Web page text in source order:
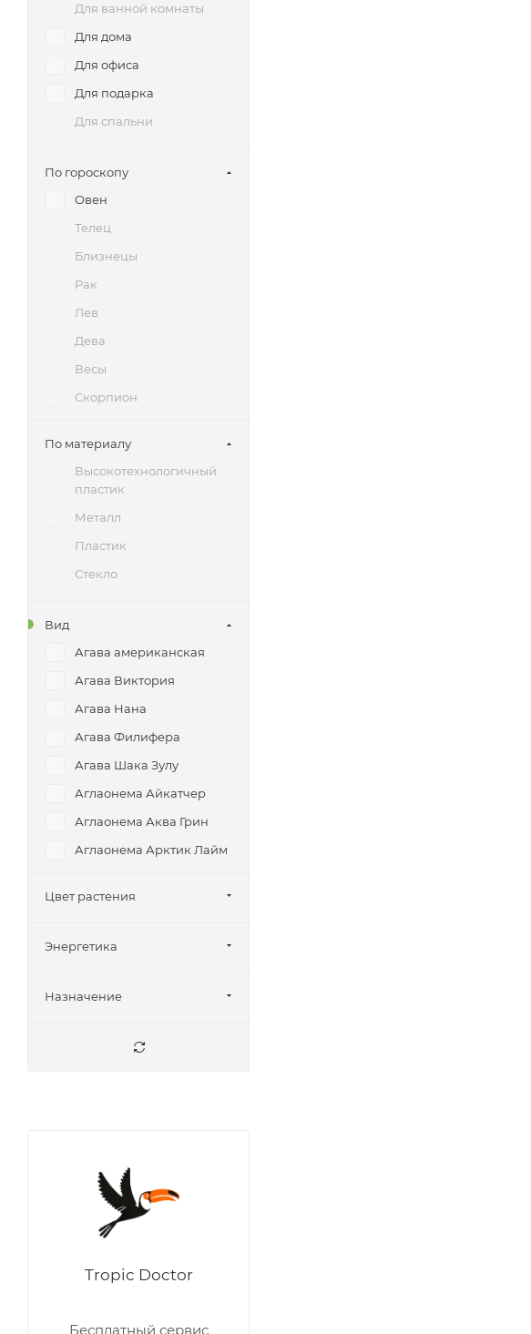
Для ванной комнаты
Для дома
Для офиса
Для подарка
Для спальни
По гороскопу
Овен
Телец
Близнецы
Рак
Лев
Дева
Весы
Скорпион
Козерог
По материалу
Высокотехнологичный
пластик
Металл
Пластик
Стекло
Вид
Агава американская
Агава Виктория
Агава Нана
Агава Филифера
Агава Шака Зулу
Аглаонема Айкатчер
Аглаонема Аква Грин
Аглаонема Арктик Лайм
Аглаонема Вайт
Аглаонема Джульетта
Аглаонема Игуана Ред
Аглаонема Карнавал
Квин
Аглаонема Клеопатра
Цвет растения
Энергетика
Назначение
Tropic Doctor
Бесплатный сервис